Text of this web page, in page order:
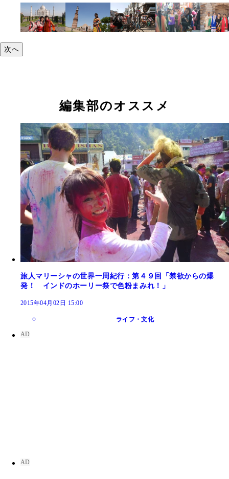
次へ
編集部のオススメ
旅人マリーシャの世界一周紀行：第４９回「禁欲からの爆
発！ インドのホーリー祭で色粉まみれ！」
2015年04月02日 15:00
ライフ・文化